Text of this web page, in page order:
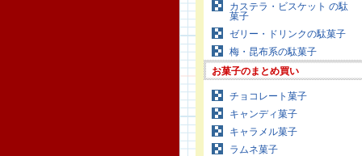
カステラ・ビスケット の駄
菓子
ゼリー・ドリンクの駄菓子
梅・昆布系の駄菓子
お菓子のまとめ買い
チョコレート菓子
キャンディ菓子
キャラメル菓子
ラムネ菓子